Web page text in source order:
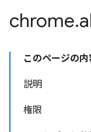
chrome.
このページの内
説明
権限